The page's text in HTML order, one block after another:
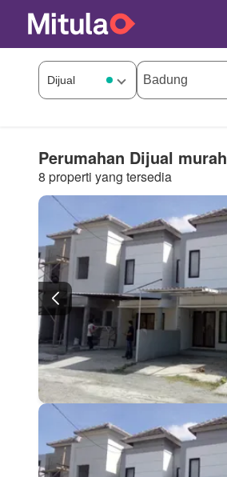
Perumahan Dijual
8 properti yang tersedia